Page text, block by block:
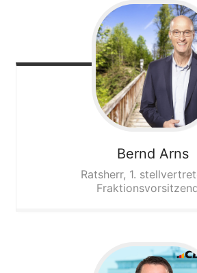
Bernd Arns
Ratsherr, 1.